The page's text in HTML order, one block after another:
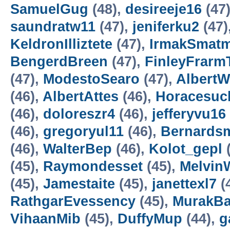
SamuelGug (48), desireeje16
saundratw11 (47), jeniferku2
KeldronIlliztete (47),
BengerdBreen (47),
(47), ModestoSearo (47),
(46), AlbertAttes (46),
(46), doloreszr4 (46), jefferyvu16
(46), gregoryul11 (46),
(46), WalterBep (46), Kolot_gepl
(45), Raymondesset (45),
(45), Jamestaite (45), janettexl7
RathgarEvessency (45),
VihaanMib (45), DuffyMup (44),